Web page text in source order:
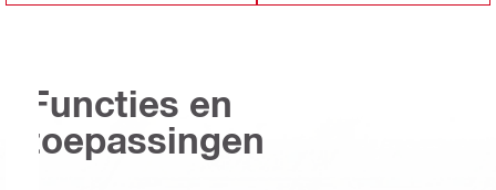
Functies en
toepassingen